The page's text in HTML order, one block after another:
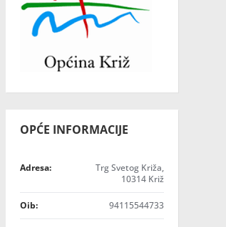
OPĆE INFORMACIJE
Adresa:
Trg Svetog Križa,
10314 Križ
Oib: 94115544733